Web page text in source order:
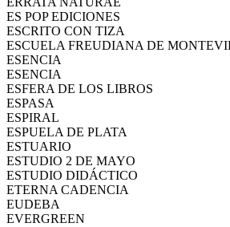
ES POP EDICIONES
ESCRITO CON TIZA
ESCUELA FREUDIANA DE
ESENCIA
ESENCIA
ESFERA DE LOS LIBROS
ESPASA
ESPIRAL
ESPUELA DE PLATA
ESTUARIO
ESTUDIO 2 DE MAYO
ESTUDIO DIDÁCTICO
ETERNA CADENCIA
EUDEBA
EVERGREEN